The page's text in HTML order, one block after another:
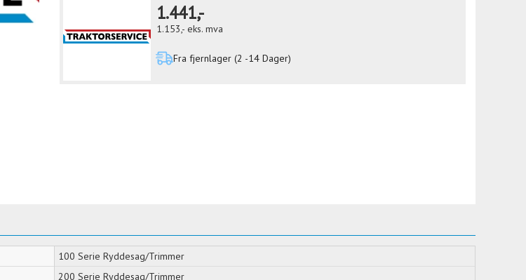
1.441,-
1.153,- eks. mva
Fra fjernlager (2 -14 Dager)
100 Serie Ryddesag/Trimmer
200 Serie Ryddesag/Trimmer